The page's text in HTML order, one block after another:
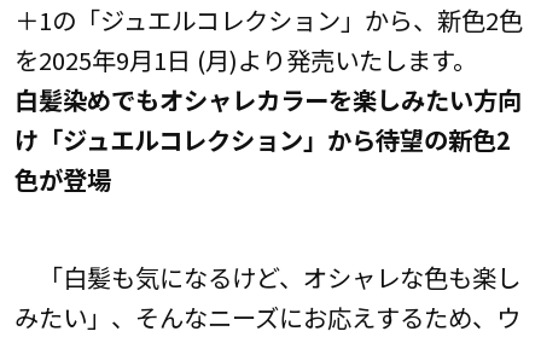
＋1の「ジュエルコレクション」から、新色2色
を2025年9月1日 (月)より発売いたします。
白髪染めでもオシャレカラーを楽しみたい方向
け「ジュエルコレクション」から待望の新色2
色が登場
「白髪も気になるけど、オシャレな色も楽し
みたい」、そんなニーズにお応えするため、ウ